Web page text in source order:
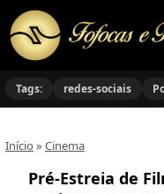
Tags: redes-sociais
Início » Cinema
Pré-Estreia de